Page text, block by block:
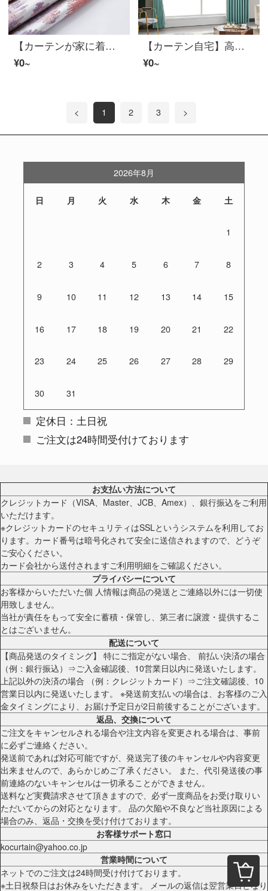
【カーテンが家に着く】完成品のカーテンの高さを遮光して、ポリエステルの粉のカーテンをカスタマイズして、花を上げるリビングルームの床には、床に下ろす窓C 67があります。/カーテンの頭をくわえていません。（高さ2.6メートル以内は変えられます。）Lのカーテンのセット/ダブルオープン（適用窓の幅は3-3.3メートルです。）
¥0~
【カーテン自宅】高遮光定型リビングルームの床窓、テキーラのポリエステルカーテンの完成品をつなぎ合わせてカスタマイズしてLDC 20 SSC-69 Sフックを取り付ける/カーテンヘッドを含まない(高さ2.6メートル以内は変更可能)Lのカーテンのセット/ダブルオープン(適用窓幅3-3.3メートル)
¥0~
< 1 2 3 >
2026年8月
日 月 火 水 木 金 土
1
2 3 4 5 6 7 8
9 10 11 12 13 14 15
16 17 18 19 20 21 22
23 24 25 26 27 28 29
30 31
定休日：土日祝
ご注文は24時間受付けております
お支払い方法について
クレジットカード（VISA、Master、JCB、Amex）、銀行振込をご利用
いただけます。
※クレジットカードのセキュリティはSSLというシステムを利用してお
ります。カード番号は暗号化されて安全に送信されますので、どうぞ
ご安心ください。
カード会社から送付されますご利用明細をご確認ください。
プライバシーについて
お客様からいただいた個 人情報は商品の発送とご連絡以外には一切使
用致しません。
当社が責任をもって安全に蓄積・保管し、第三者に譲渡・提供するこ
とはございません。
配送について
【商品発送のタイミング】 特にご指定がない場合、 前払い決済の場合
（例：銀行振込）⇒ご入金確認後、10営業日以内に発送いたします。
上記以外の決済の場合 （例：クレジットカード）⇒ご注文確認後、10
営業日以内に発送いたします。 ※発送前支払いの場合は、お客様のご入
金タイミングにより、お届け予定日が2日前後することがございます。
返品、交換について
ご注文をキャンセルされる場合や注文内容を変更される場合は、事前
に必ずご連絡ください。
発送前であれば対応可能ですが、発送完了後のキャンセルや内容変更
出来ませんので、あらかじめご了承ください。 また、代引発送後の事
前連絡のないキャンセルは一切承ることができません。
送料など実費請求させて頂きますので、必ず一度商品をお受け取りい
ただいてからの対応となります。 品の欠陥や不良など当社原因による
場合のみ、返品・交換を受け付けております。
お客様サポート窓口
kocurtain@yahoo.co.jp
営業時間について
ネットでのご注文は24時間受け付けております。
※土日祝祭日はお休みをいただきます。 メールの返信は翌営業日となり